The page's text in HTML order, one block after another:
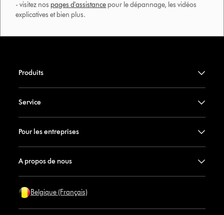
- visitez nos pages d'assistance pour le dépannage, les vidéos
explicatives et bien plus.​
Produits
Service
Pour les entreprises
A propos de nous
Belgique (Français)